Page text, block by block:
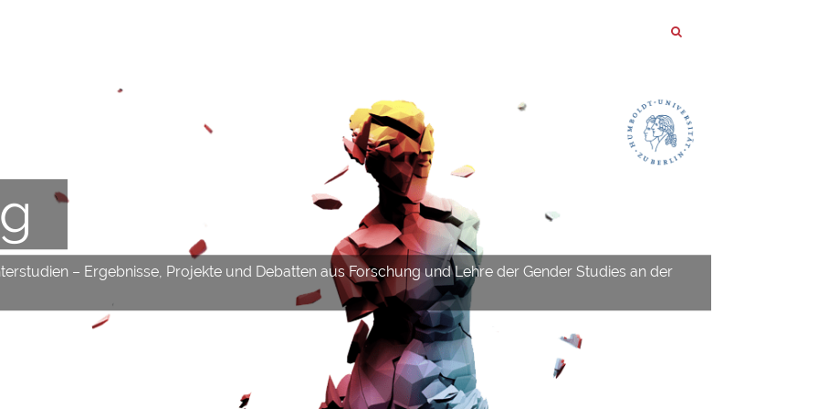
– Ergebnisse, Projekte und Debatten aus Forschung und Lehre der Gender Studies an der